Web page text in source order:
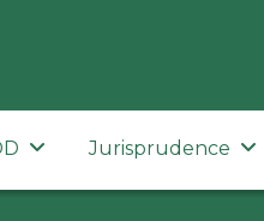
Jurisprudence